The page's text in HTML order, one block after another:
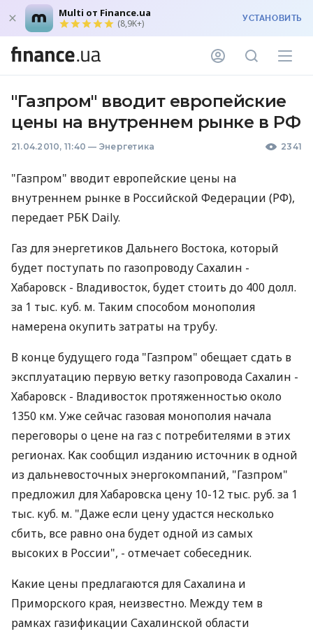
Multi от Finance.ua
(8,9K+) УСТАНОВИТЬ
"Газпром" вводит европейские
цены на внутреннем рынке в РФ
21.04.2010, 11:40 — Энергетика 2341
"Газпром" вводит европейские цены на
внутреннем рынке в Российской Федерации (РФ),
передает РБК Daily.
Газ для энергетиков Дальнего Востока, который
будет поступать по газопроводу Сахалин -
Хабаровск - Владивосток, будет стоить до 400 долл.
за 1 тыс. куб. м. Таким способом монополия
намерена окупить затраты на трубу.
В конце будущего года "Газпром" обещает сдать в
эксплуатацию первую ветку газопровода Сахалин -
Хабаровск - Владивосток протяженностью около
1350 км. Уже сейчас газовая монополия начала
переговоры о цене на газ с потребителями в этих
регионах. Как сообщил изданию источник в одной
из дальневосточных энергокомпаний, "Газпром"
предложил для Хабаровска цену 10-12 тыс. руб. за 1
тыс. куб. м. "Даже если цену удастся несколько
сбить, все равно она будет одной из самых
высоких в России", - отмечает собеседник.
Какие цены предлагаются для Сахалина и
Приморского края, неизвестно. Между тем в
рамках газификации Сахалинской области